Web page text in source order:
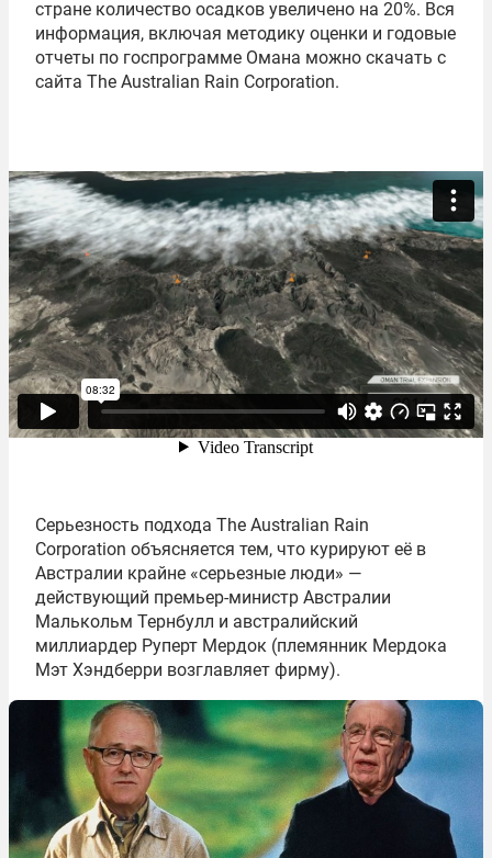
стране количество осадков увеличено на 20%. Вся
информация, включая методику оценки и годовые
отчеты по госпрограмме Омана можно скачать с
сайта The Australian Rain Corporation.
Серьезность подхода The Australian Rain
Corporation объясняется тем, что курируют её в
Австралии крайне «серьезные люди» —
действующий премьер-министр Австралии
Малькольм Тернбулл и австралийский
миллиардер Руперт Мердок (племянник Мердока
Мэт Хэндберри возглавляет фирму).